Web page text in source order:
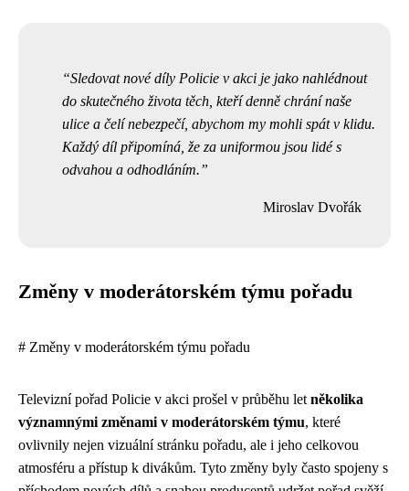
Sledovat nové díly Policie v akci je jako nahlédnout
do skutečného života těch, kteří denně chrání naše
ulice a čelí nebezpečí, abychom my mohli spát v klidu.
Každý díl připomíná, že za uniformou jsou lidé s
odvahou a odhodláním.
Miroslav Dvořák
Změny v moderátorském týmu pořadu
# Změny v moderátorském týmu pořadu
Televizní pořad Policie v akci prošel v průběhu let několika
významnými změnami v moderátorském týmu, které
ovlivnily nejen vizuální stránku pořadu, ale i jeho celkovou
atmosféru a přístup k divákům. Tyto změny byly často spojeny s